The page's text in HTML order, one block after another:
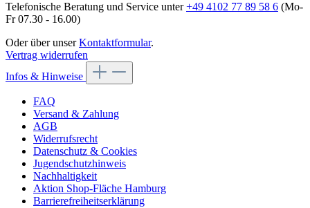
Telefonische Beratung und Service unter+49 4102 77 89 58 6 (Mo-
Fr 07.30 - 16.00)
Oder über unserKontaktformular.
Vertrag widerrufen
Infos & Hinweise
FAQ
Versand & Zahlung
AGB
Widerrufsrecht
Datenschutz & Cookies
Jugendschutzhinweis
Nachhaltigkeit
Aktion Shop-Fläche Hamburg
Barrierefreiheitserklärung